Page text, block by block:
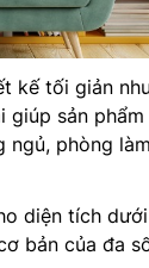
kế tối giản
sản
ngủ, phòng
diện tích
bản của đa